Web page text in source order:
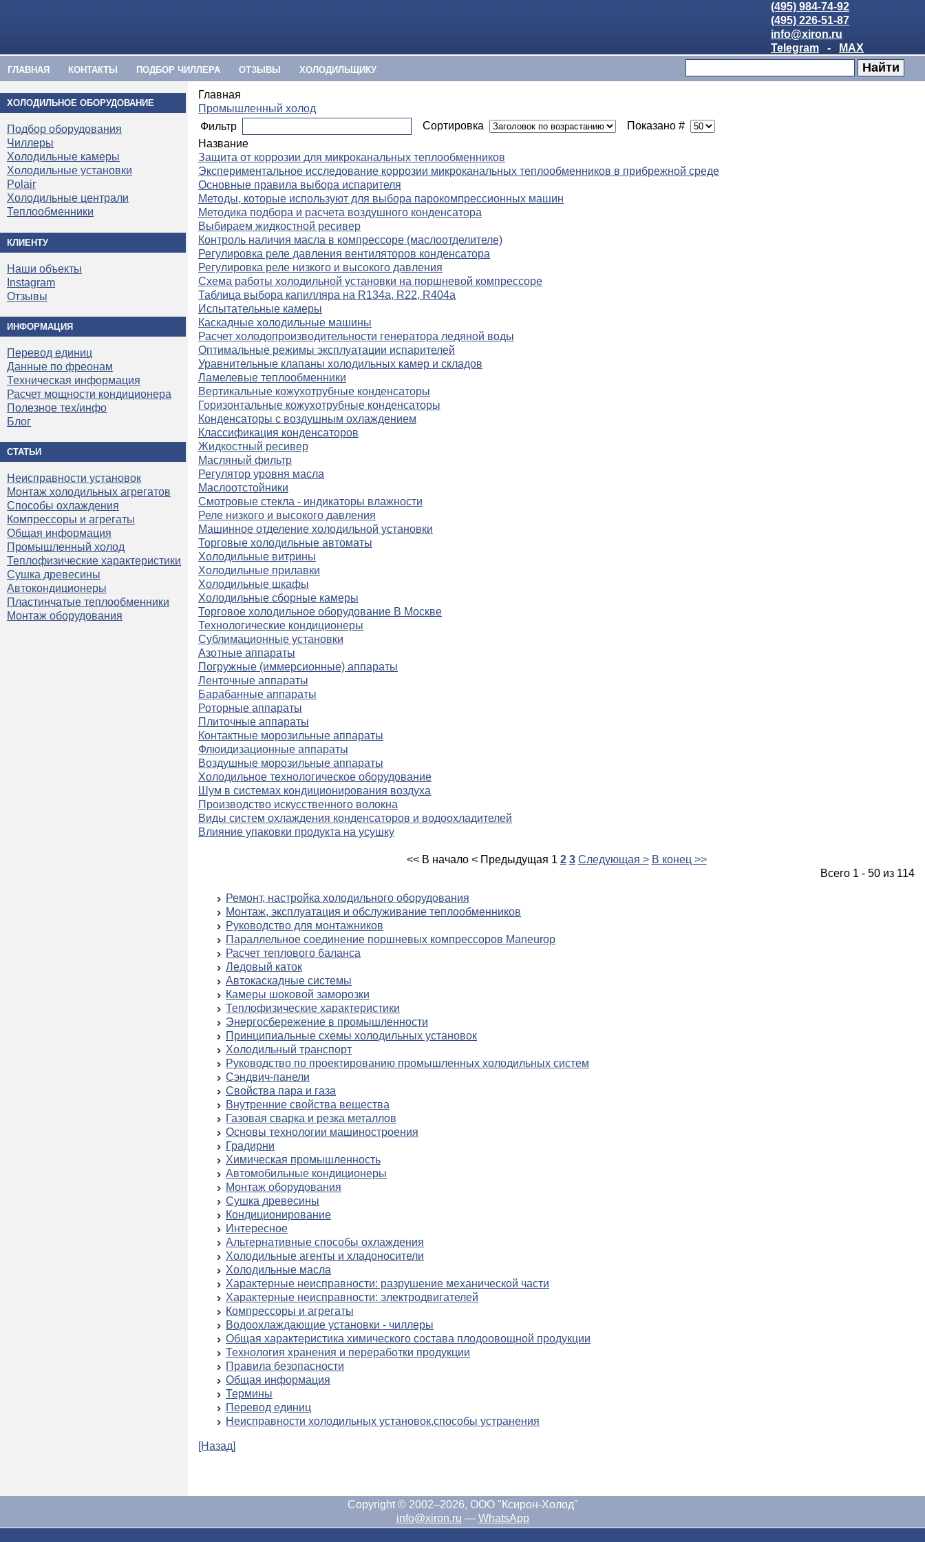
(495) 984-74-92
(495) 226-51-87
info@xiron.ru
Telegram
- MAX
ГЛАВНАЯ КОНТАКТЫ ПОДБОР ЧИЛЛЕРА ОТЗЫВЫ ХОЛОДИЛЬЩИКУ
ХОЛОДИЛЬНОЕ ОБОРУДОВАНИЕ
Подбор оборудования
Чиллеры
Холодильные камеры
Холодильные установки
Polair
Холодильные централи
Теплообменники
КЛИЕНТУ
Наши объекты
Instagram
Отзывы
ИНФОРМАЦИЯ
Перевод единиц
Данные по фреонам
Техническая информация
Расчет мощности кондиционера
Полезное тех/инфо
Блог
СТАТЬИ
Неисправности установок
Монтаж холодильных агрегатов
Способы охлаждения
Компрессоры и агрегаты
Общая информация
Промышленный холод
Теплофизические характеристики
Сушка древесины
Автокондиционеры
Пластинчатые теплообменники
Монтаж оборудования
Главная
Промышленный холод
Фильтр
Сортировка
Показано #
Название
Защита от коррозии для микроканальных теплообменников
Экспериментальное исследование коррозии микроканальных теплообменников в прибрежной среде
Основные правила выбора испарителя
Методы, которые используют для выбора парокомпрессионных машин
Методика подбора и расчета воздушного конденсатора
Выбираем жидкостной ресивер
Контроль наличия масла в компрессоре (маслоотделителе)
Регулировка реле давления вентиляторов конденсатора
Регулировка реле низкого и высокого давления
Схема работы холодильной установки на поршневой компрессоре
Таблица выбора капилляра на R134a, R22, R404a
Испытательные камеры
Каскадные холодильные машины
Расчет холодопроизводительности генератора ледяной воды
Оптимальные режимы эксплуатации испарителей
Уравнительные клапаны холодильных камер и складов
Ламелевые теплообменники
Вертикальные кожухотрубные конденсаторы
Горизонтальные кожухотрубные конденсаторы
Конденсаторы с воздушным охлаждением
Классификация конденсаторов
Жидкостный ресивер
Масляный фильтр
Регулятор уровня масла
Маслоотстойники
Смотровые стекла - индикаторы влажности
Реле низкого и высокого давления
Машинное отделение холодильной установки
Торговые холодильные автоматы
Холодильные витрины
Холодильные прилавки
Холодильные шкафы
Холодильные сборные камеры
Торговое холодильное оборудование В Москве
Технологические кондиционеры
Сублимационные установки
Азотные аппараты
Погружные (иммерсионные) аппараты
Ленточные аппараты
Барабанные аппараты
Роторные аппараты
Плиточные аппараты
Контактные морозильные аппараты
Флюидизационные аппараты
Воздушные морозильные аппараты
Холодильное технологическое оборудование
Шум в системах кондиционирования воздуха
Производство искусственного волокна
Виды систем охлаждения конденсаторов и водоохладителей
Влияние упаковки продукта на усушку
<< В начало < Предыдущая 1 2 3 Следующая > В конец >>
Всего 1 - 50 из 114
Ремонт, настройка холодильного оборудования
Монтаж, эксплуатация и обслуживание теплообменников
Руководство для монтажников
Параллельное соединение поршневых компрессоров Maneurop
Расчет теплового баланса
Ледовый каток
Автокаскадные системы
Камеры шоковой заморозки
Теплофизические характеристики
Энергосбережение в промышленности
Принципиальные схемы холодильных установок
Холодильный транспорт
Руководство по проектированию промышленных холодильных систем
Сэндвич-панели
Свойства пара и газа
Внутренние свойства вещества
Газовая сварка и резка металлов
Основы технологии машиностроения
Градирни
Химическая промышленность
Автомобильные кондиционеры
Монтаж оборудования
Сушка древесины
Кондиционирование
Интересное
Альтернативные способы охлаждения
Холодильные агенты и хладоносители
Холодильные масла
Характерные неисправности: разрушение механической части
Характерные неисправности: электродвигателей
Компрессоры и агрегаты
Водоохлаждающие установки - чиллеры
Общая характеристика химического состава плодоовощной продукции
Технология хранения и переработки продукции
Правила безопасности
Общая информация
Термины
Перевод единиц
Неисправности холодильных установок,способы устранения
[Назад]
Copyright © 2002–2026, ООО "Ксирон-Холод"
info@xiron.ru — WhatsApp